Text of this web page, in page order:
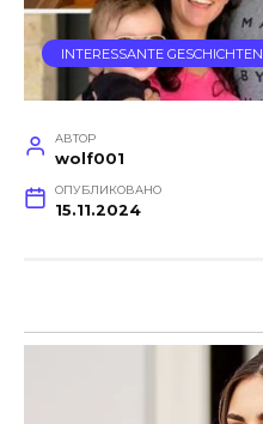
INTERESSANTE GESCHICHTEN
АВТОР
wolf001
ОПУБЛИКОВАНО
15.11.2024